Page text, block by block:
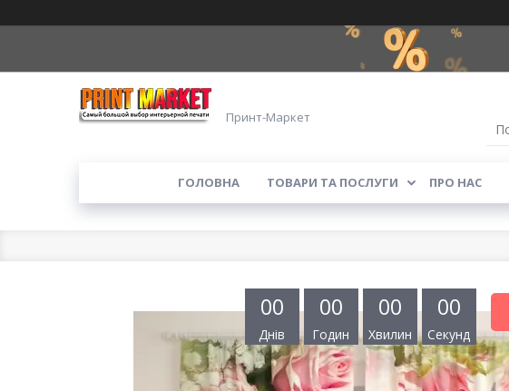
Принт-Маркет
ГОЛОВНА ТОВАРИ ТА ПОСЛУГИ ПРО НАС
00
Днів
00
Годин
00
Хвилин
00
Секунд